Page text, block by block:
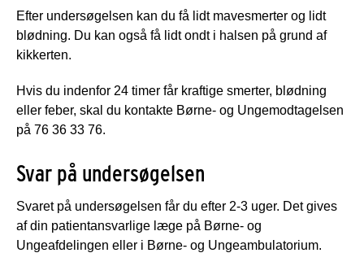
Efter undersøgelsen kan du få lidt mavesmerter og lidt
blødning. Du kan også få lidt ondt i halsen på grund af
kikkerten.
Hvis du indenfor 24 timer får kraftige smerter, blødning
eller feber, skal du kontakte Børne- og Ungemodtagelsen
på 76 36 33 76.
Svar på undersøgelsen
Svaret på undersøgelsen får du efter 2-3 uger. Det gives
af din patientansvarlige læge på Børne- og
Ungeafdelingen eller i Børne- og Ungeambulatorium.